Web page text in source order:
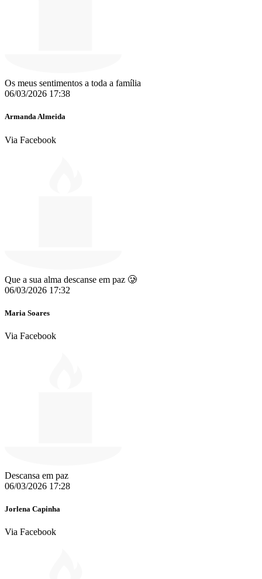
Os meus sentimentos a toda a família
06/03/2026 17:38
Armanda Almeida
Via Facebook
Que a sua alma descanse em paz 🥲
06/03/2026 17:32
Maria Soares
Via Facebook
Descansa em paz
06/03/2026 17:28
Jorlena Capinha
Via Facebook